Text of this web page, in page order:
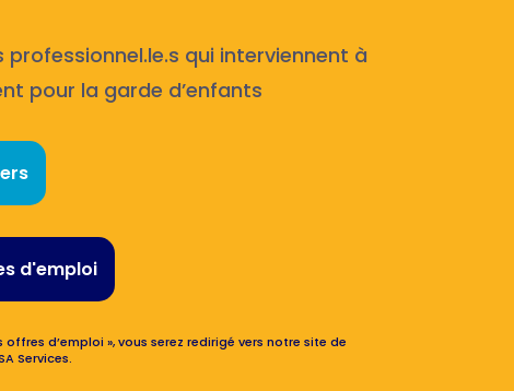
professionnel.le.s qui interviennent à
pour la garde d’enfants
d'emploi
d’emploi », vous serez redirigé vers notre site de
Services.